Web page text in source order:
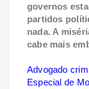
governos
partidos
nada. A
cabe mais
Advogado
Especial de